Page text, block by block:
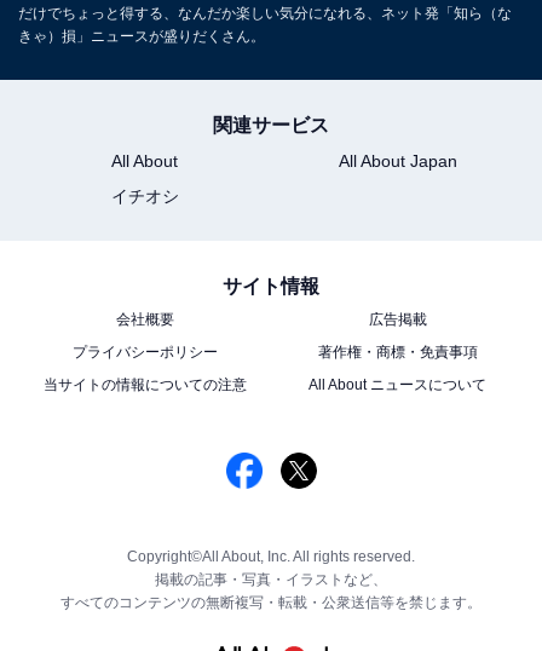
だけでちょっと得する、なんだか楽しい気分になれる、ネット発「知ら（な
きゃ）損」ニュースが盛りだくさん。
関連サービス
All About
All About Japan
イチオシ
サイト情報
会社概要
広告掲載
プライバシーポリシー
著作権・商標・免責事項
当サイトの情報についての注意
All About ニュースについて
Copyright©All About, Inc. All rights reserved.
掲載の記事・写真・イラストなど、
すべてのコンテンツの無断複写・転載・公衆送信等を禁じます。